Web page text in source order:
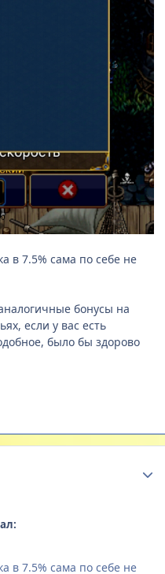
в 7.5% сама по себе не
бонусы на
если у вас есть
было бы здорово
в 7.5% сама по себе не